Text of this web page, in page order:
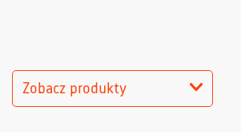
Zobacz produkty